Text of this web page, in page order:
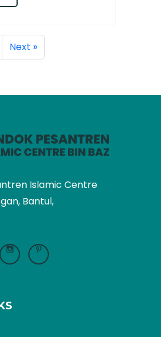
Next »
Islamic Centre
Bantul,